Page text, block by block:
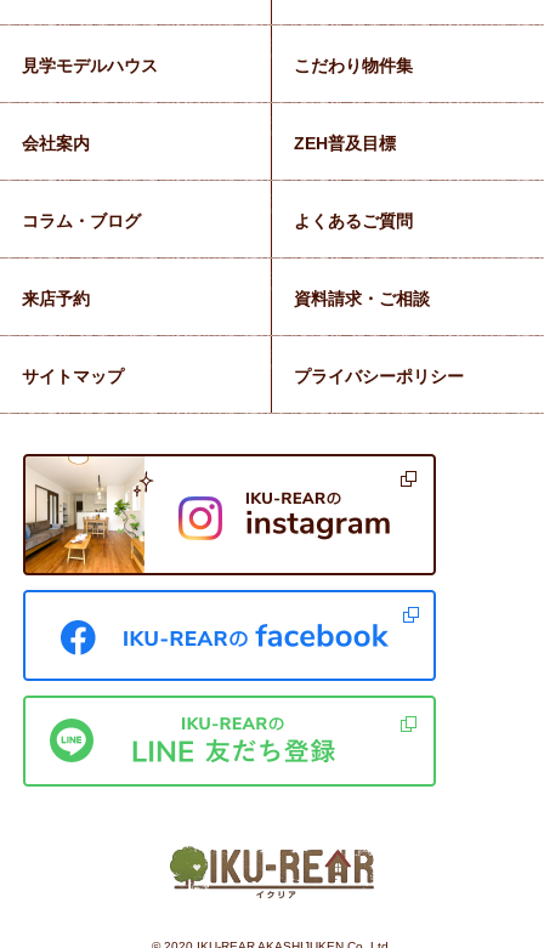
見学モデルハウス こだわり物件集
会社案内 ZEH普及目標
コラム・ブログ よくあるご質問
来店予約 資料請求・ご相談
サイトマップ プライバシーポリシー